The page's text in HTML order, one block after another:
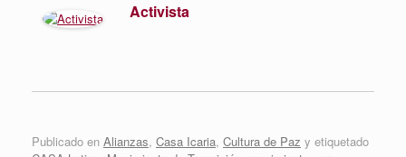
Activista
Publicado en Alianzas, Casa Icaria, Cultura de Paz y etiquetado